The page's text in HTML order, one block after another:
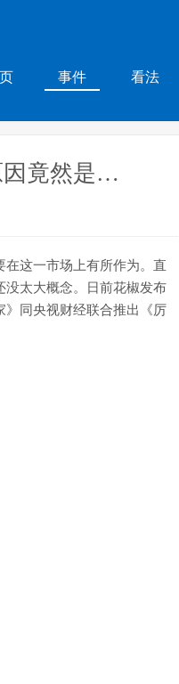
事件 看法
因竟然是…
在这一市场上有所作为。直
没太大概念。日前花椒发布
》同央视财经联合推出《厉